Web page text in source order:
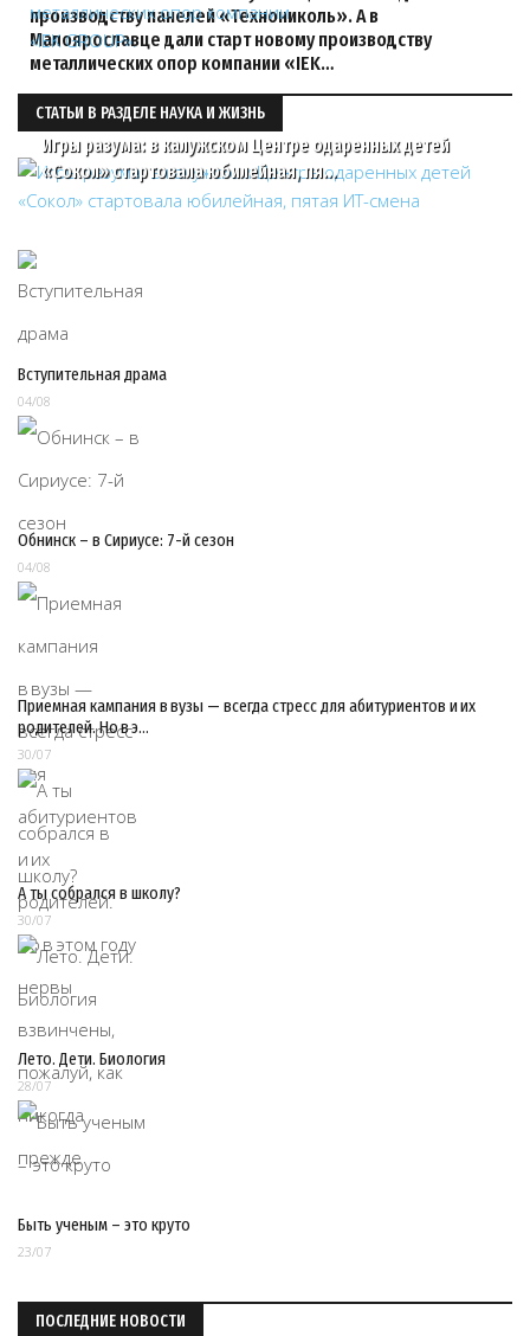
производству панелей «Технониколь». А в
Малоярославце дали старт новому производству
металлических опор компании «IEK…
СТАТЬИ В РАЗДЕЛЕ НАУКА И ЖИЗНЬ
Игры разума: в калужском Центре одаренных детей
«Сокол» стартовала юбилейная, пя…
Вступительная драма
04/08
Обнинск – в Сириусе: 7-й сезон
04/08
Приемная кампания в вузы — всегда стресс для абитуриентов и их
родителей. Но в э…
30/07
А ты собрался в школу?
30/07
Лето. Дети. Биология
28/07
Быть ученым – это круто
23/07
ПОСЛЕДНИЕ НОВОСТИ